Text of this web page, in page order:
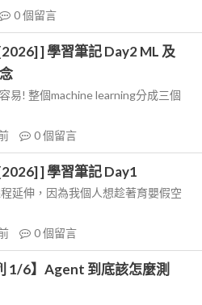
0個留言
] 學習筆記 Day2 ML 及
易! 整個machine learning分成三個
0個留言
] 學習筆記 Day1
延伸，因為我個人想趁著育嬰假空
0個留言
1/6】Agent 到底該怎麼測